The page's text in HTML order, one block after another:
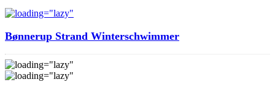
Bønnerup Strand Winterschwimmer